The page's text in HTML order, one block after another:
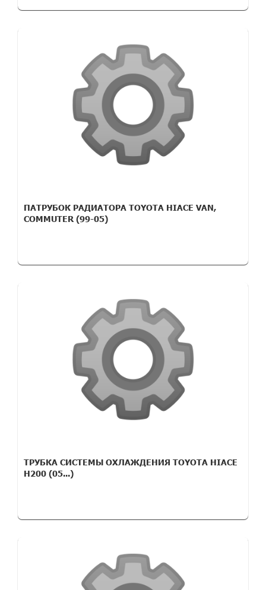
ПАТРУБОК РАДИАТОРА TOYOTA HIACE VAN,
COMMUTER (99-05)
ТРУБКА СИСТЕМЫ ОХЛАЖДЕНИЯ TOYOTA HIACE
H200 (05...)